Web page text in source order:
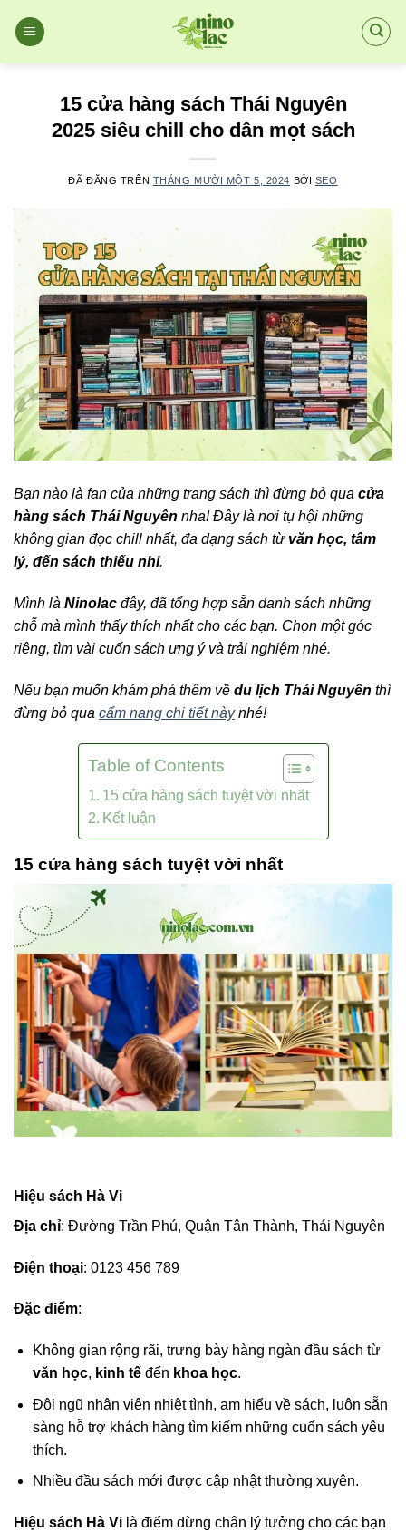
đến
15 cửa hàng sách Thái Nguyên
2025 siêu chill cho dân mọt sách
ĐÃ ĐĂNG TRÊN THÁNG MƯỜI MỘT 5, 2024 BỞI SEO
Bạn nào là fan của những trang sách thì đừng bỏ qua cửa
hàng sách Thái Nguyên nha! Đây là nơi tụ hội những
không gian đọc chill nhất, đa dạng sách từ văn học, tâm
lý, đến sách thiếu nhi.
Mình là Ninolac đây, đã tổng hợp sẵn danh sách những
chỗ mà mình thấy thích nhất cho các bạn. Chọn một góc
riêng, tìm vài cuốn sách ưng ý và trải nghiệm nhé.
Nếu bạn muốn khám phá thêm về du lịch Thái Nguyên thì
đừng bỏ qua cẩm nang chi tiết nàynhé!
Table of Contents
15 cửa hàng sách tuyệt vời nhất
Kết luận
15 cửa hàng sách tuyệt vời nhất
Hiệu sách Hà Vi
Địa chỉ: Đường Trần Phú, Quận Tân Thành, Thái Nguyên
Điện thoại: 0123 456 789
Đặc điểm:
Không gian rộng rãi, trưng bày hàng ngàn đầu sách từ
văn học, kinh tếđến khoa học.
Đội ngũ nhân viên nhiệt tình, am hiểu về sách, luôn sẵn
sàng hỗ trợ khách hàng tìm kiếm những cuốn sách yêu
thích.
Nhiều đầu sách mới được cập nhật thường xuyên.
Hiệu sách Hà Vi là điểm dừng chân lý tưởng cho các bạn